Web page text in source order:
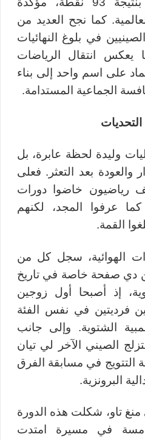
كما نجح العديد من
في بلوغ النهائيات
انتقال الرياضات
على اسم واحد إلى بناء
الجماعية المستدامة.
وليدة لحظة عابرة، بل
بعد التعثر. فعلى
رياضيون خاضوا دورات
كما عرفوا المجد، لكنهم
القمة.
الهوائية، سجل كل من
دي صفحة خاصة في تاريخ
إذ أصبحا أول زوجين
فرديتين في نفس الفئة
الشتوية. وإلى جانب
الصيني الآخر لي تيان
التتويج في مسابقة الفرق
البرونزية.
تاو، شكلت هذه الدورة
في مسيرة امتدت